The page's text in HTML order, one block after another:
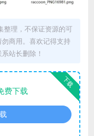
整理，不保证资源的可
商用。喜欢记得支持
站长删除！
下载
费下载